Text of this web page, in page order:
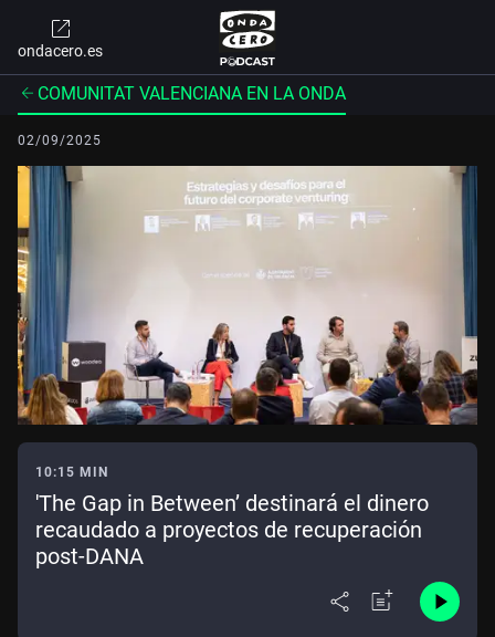
ondacero.es
COMUNITAT VALENCIANA EN LA ONDA
02/09/2025
10:15 MIN
'The Gap in Between’ destinará el dinero
recaudado a proyectos de recuperación
post-DANA